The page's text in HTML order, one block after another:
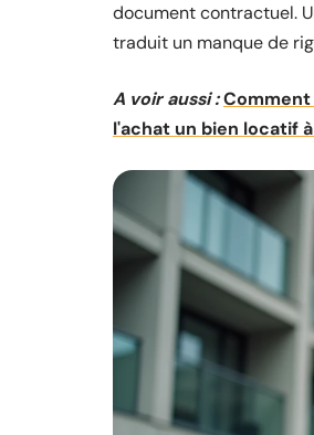
document contractuel.
traduit un manque de
A voir aussi :
l'achat un bien locatif à